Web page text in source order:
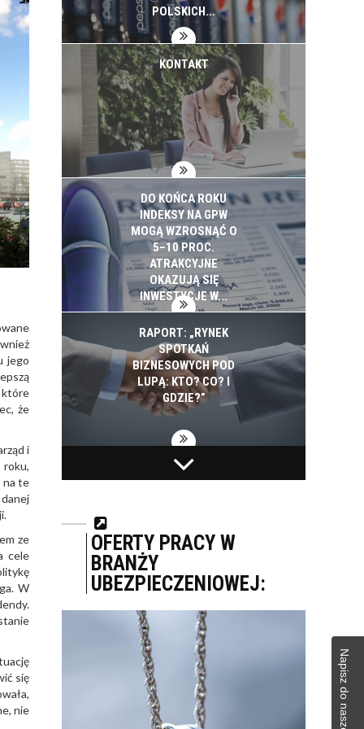
jego
że
i
na te
ze
cele
W
się
nie
INWESTYCJE
POLSKICH...
KONTAKT
DO KOŃCA ROKU
INDEKSY NA GPW
MOGĄ WZROSNĄĆ O
5–10 PROC.
ATRAKCYJNE
OKAZUJĄ SIĘ
INWESTYCJE W...
RAPORT: „RYNEK
SPOTKAŃ
BIZNESOWYCH POD
LUPĄ: KTO? CO? I
GDZIE?”
BIAŁYSTOK NA
PROJEKTY SMART
KOLEJNE
INWESTYCJE
PEPSICO INWESTUJE
W EKOLOGIĘ. W CIĄGU
WODY SPADŁO W
POLSKICH...
OFERTY PRACY W
BRANŻY
UBEZPIECZENIOWEJ: